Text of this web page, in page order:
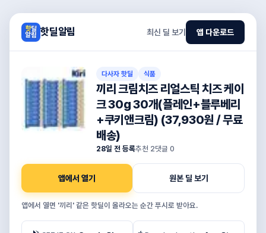
핫딜알림 최신 딜 보기 앱 다운로드
다사자 핫딜 식품
끼리 크림치즈 리얼스틱 치즈 케이
크 30g 30개(플레인+블루베리
+쿠키앤크림) (37,930원 / 무료
배송)
28일 전 등록추천 2댓글 0
앱에서 열기 원본 딜 보기
앱에서 열면 '끼리' 같은 핫딜이 올라오는 순간 푸시로 받아요.